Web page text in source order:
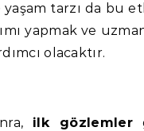
yaşam tarzı da bu
yapmak ve
olacaktır.
ilk gözlemler